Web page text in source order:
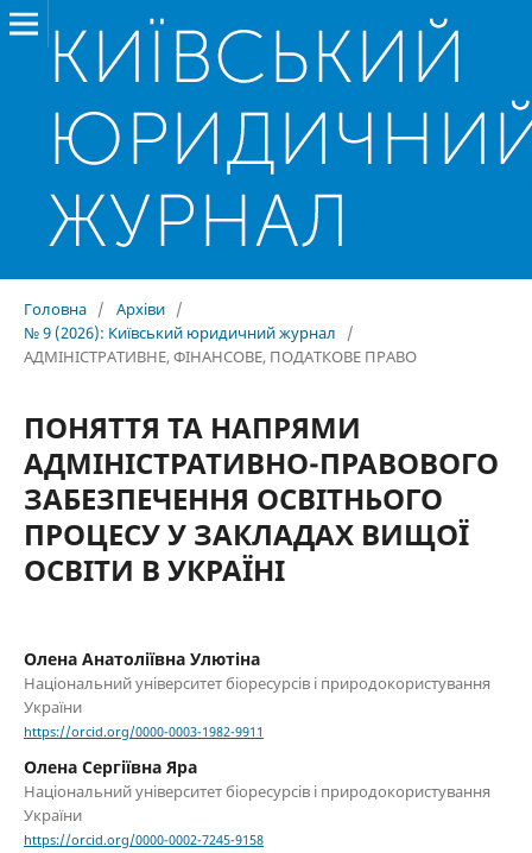
Головна / Архіви /
№ 9 (2026): Київський юридичний журнал
/
АДМІНІСТРАТИВНЕ, ФІНАНСОВЕ, ПОДАТКОВЕ ПРАВО
ПОНЯТТЯ ТА НАПРЯМИ
АДМІНІСТРАТИВНО-ПРАВОВОГО
ЗАБЕЗПЕЧЕННЯ ОСВІТНЬОГО
ПРОЦЕСУ У ЗАКЛАДАХ ВИЩОЇ
ОСВІТИ В УКРАЇНІ
Олена Анатоліївна Улютіна
Національний університет біоресурсів і природокористування
України
https://orcid.org/0000-0003-1982-9911
Олена Сергіївна Яра
Національний університет біоресурсів і природокористування
України
https://orcid.org/0000-0002-7245-9158